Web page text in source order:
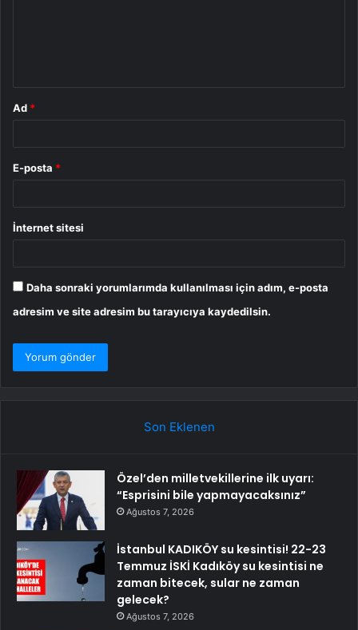
Ad *
E-posta *
İnternet sitesi
Daha sonraki yorumlarımda kullanılması için adım, e-posta
adresim ve site adresim bu tarayıcıya kaydedilsin.
Son Eklenen
Özel’den milletvekillerine ilk uyarı:
“Esprisini bile yapmayacaksınız”
Ağustos 7, 2026
İstanbul KADIKÖY su kesintisi! 22-23
Temmuz İSKİ Kadıköy su kesintisi ne
zaman bitecek, sular ne zaman
gelecek?
Ağustos 7, 2026